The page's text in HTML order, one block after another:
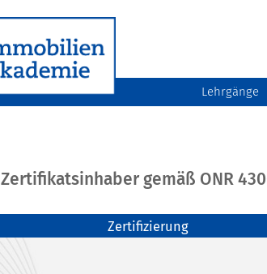
Lehrgänge
Zertifikatsinhaber gemäß ONR
Zertifizierung